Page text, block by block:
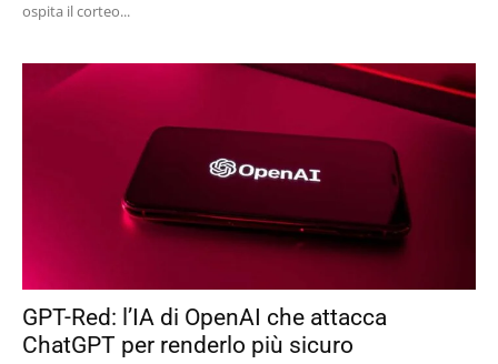
ospita il corteo...
GPT-Red: l’IA di OpenAI che attacca
ChatGPT per renderlo più sicuro